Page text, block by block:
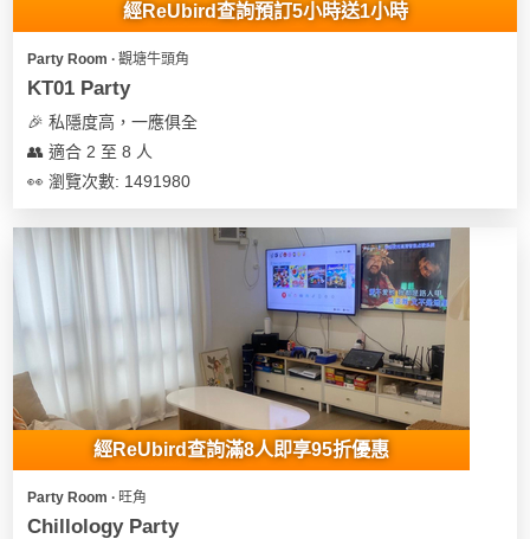
經ReUbird查詢預訂5小時送1小時
Party Room ∙ 觀塘牛頭角
KT01 Party
🎉 私隱度高，一應俱全
👥 適合 2 至 8 人
👀 瀏覽次數: 1491980
經ReUbird查詢滿8人即享95折優惠
Party Room ∙ 旺角
Chillology Party